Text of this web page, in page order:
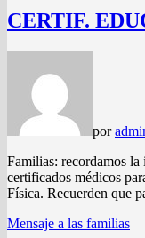
CERTIF.
por
Familias: recordamos la
certificados médicos
Física. Recuerden que
Mensaje a las familias